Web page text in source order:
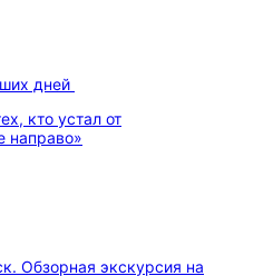
дней
кто устал от
направо»